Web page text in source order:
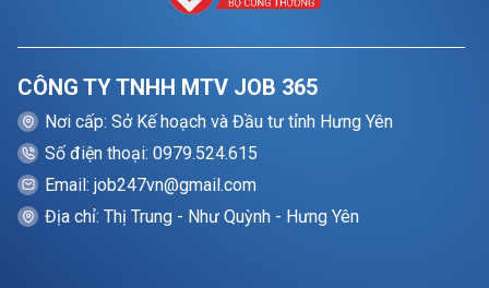
CÔNG TY TNHH MTV JOB 365
Nơi cấp: Sở Kế hoạch và Đầu tư tỉnh Hưng Yên
Số điện thoại: 0979.524.615
Email: job247vn@gmail.com
Địa chỉ: Thị Trung - Như Quỳnh - Hưng Yên